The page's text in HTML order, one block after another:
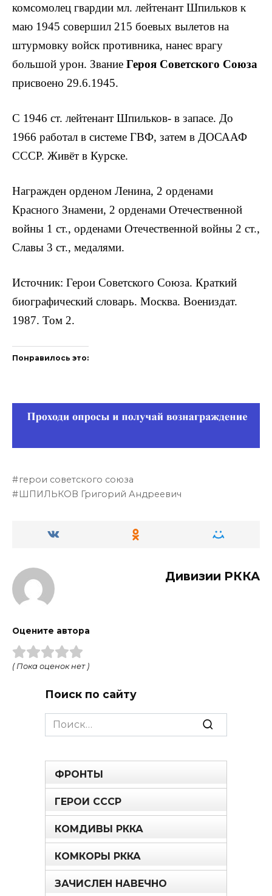
комсомолец гвардии мл. лейтенант Шпильков к
маю 1945 совершил 215 боевых вылетов на
штурмовку войск противника, нанес врагу
большой урон. Звание Героя Советского Союза
присвоено 29.6.1945.
С 1946 ст. лейтенант Шпильков- в запасе. До
1966 работал в системе ГВФ, затем в ДОСААФ
СССР. Живёт в Курске.
Награжден орденом Ленина, 2 орденами
Красного Знамени, 2 орденами Отечественной
войны 1 ст., орденами Отечественной войны 2 ст.,
Славы 3 ст., медалями.
Источник: Герои Советского Союза. Краткий
биографический словарь. Москва. Воениздат.
1987. Том 2.
Понравилось это:
герои советского союза
ШПИЛЬКОВ Григорий Андреевич
Дивизии РККА
Оцените автора
( Пока оценок нет )
Поиск по сайту
Search
for:
ФРОНТЫ
ГЕРОИ СССР
КОМДИВЫ РККА
КОМКОРЫ РККА
ЗАЧИСЛЕН НАВЕЧНО